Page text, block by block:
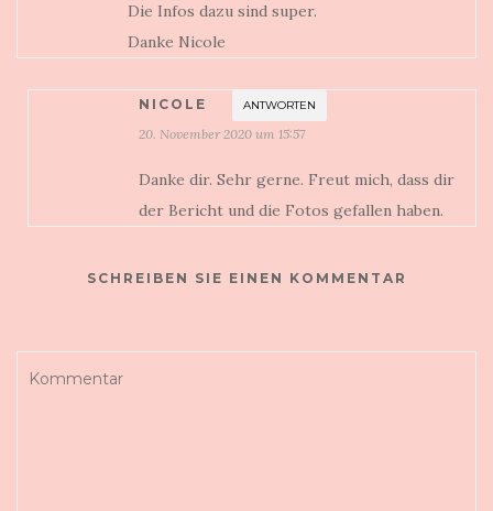
Die Infos dazu sind super.
Danke Nicole
NICOLE ANTWORTEN
20. November 2020 um 15:57
Danke dir. Sehr gerne. Freut mich, dass dir
der Bericht und die Fotos gefallen haben.
SCHREIBEN SIE EINEN KOMMENTAR